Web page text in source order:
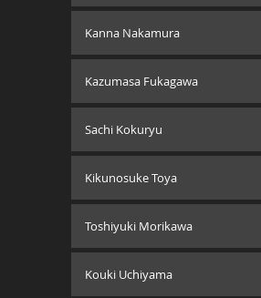
Kanna Nakamura
Kazumasa Fukagawa
Sachi Kokuryu
Kikunosuke Toya
Toshiyuki Morikawa
Kouki Uchiyama